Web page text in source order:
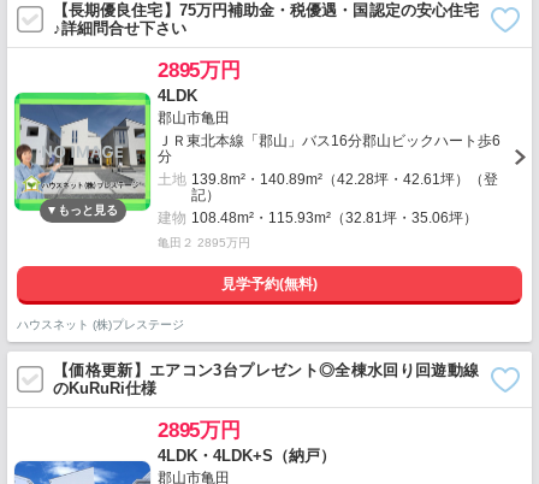
【長期優良住宅】75万円補助金・税優遇・国認定の安心住宅
♪詳細問合せ下さい
2895万円
4LDK
郡山市亀田
ＪＲ東北本線「郡山」バス16分郡山ビックハート歩6
分
土地 139.8m²・140.89m²（42.28坪・42.61坪）（登
記）
建物 108.48m²・115.93m²（32.81坪・35.06坪）
亀田２ 2895万円
見学予約(無料)
ハウスネット (株)プレステージ
【価格更新】エアコン3台プレゼント◎全棟水回り回遊動線
のKuRuRi仕様
2895万円
4LDK・4LDK+S（納戸）
郡山市亀田